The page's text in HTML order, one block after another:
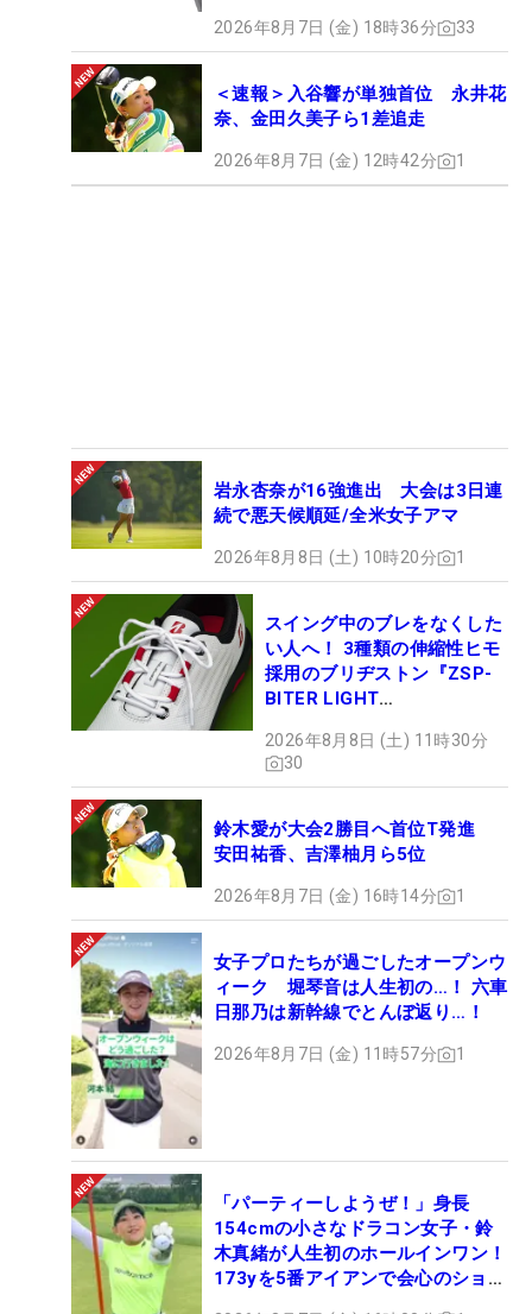
2026年8月7日 (金) 18時36分 33
＜速報＞入谷響が単独首位 永井花
奈、金田久美子ら1差追走
2026年8月7日 (金) 12時42分 1
岩永杏奈が16強進出 大会は3日連
続で悪天候順延/全米女子アマ
2026年8月8日 (土) 10時20分 1
スイング中のブレをなくした
い人へ！ 3種類の伸縮性ヒモ
採用のブリヂストン『ZSP-
BITER LIGHT
ュー
2026年8月8日 (土) 11時30分
30
鈴木愛が大会2勝目へ首位T発進
安田祐香、吉澤柚月ら5位
2026年8月7日 (金) 16時14分 1
女子プロたちが過ごしたオープンウ
ィーク 堀琴音は人生初の…！ 六車
日那乃は新幹線でとんぼ返り…！
2026年8月7日 (金) 11時57分 1
「パーティーしようぜ！」身長
154cmの小さなドラコン女子・鈴
木真緒が人生初のホールインワン！
173yを5番アイアンで会心のショッ